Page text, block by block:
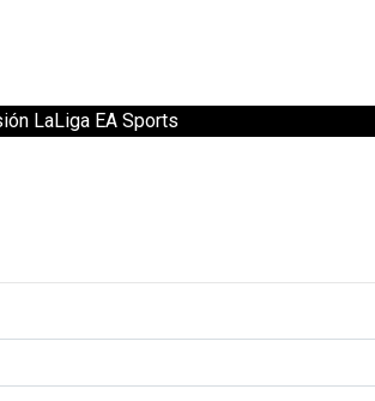
LaLiga EA Sports